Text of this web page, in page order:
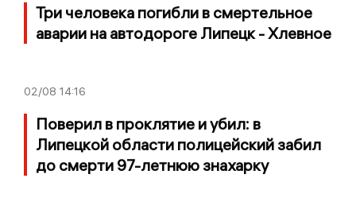
Три человека погибли в смертельное
аварии на автодороге Липецк - Хлевное
02/08 14:16
Поверил в проклятие и убил: в
Липецкой области полицейский забил
до смерти 97-летнюю знахарку